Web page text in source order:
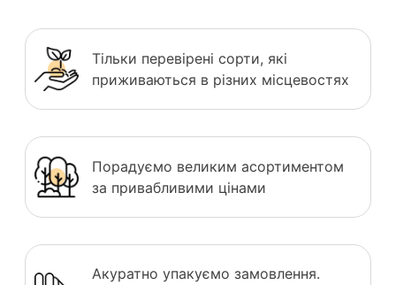
Тільки перевірені сорти, які
приживаються в різних місцевостях
Порадуємо великим асортиментом
за привабливими цінами
Акуратно упакуємо замовлення.